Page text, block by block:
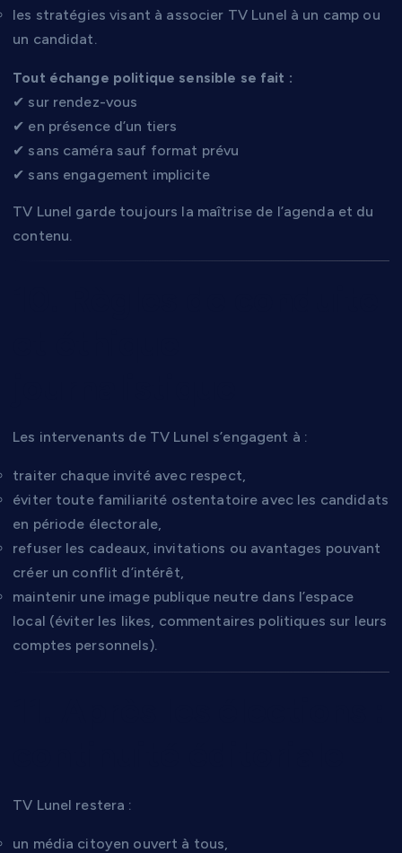
les stratégies visant à associer TV Lunel à un camp ou
un candidat.
Tout échange politique sensible se fait :
✔ sur rendez-vous
✔ en présence d’un tiers
✔ sans caméra sauf format prévu
✔ sans engagement implicite
TV Lunel garde toujours la maîtrise de l’agenda et du
contenu.
Les intervenants de TV Lunel s’engagent à :
traiter chaque invité avec respect,
éviter toute familiarité ostentatoire avec les candidats
en période électorale,
refuser les cadeaux, invitations ou avantages pouvant
créer un conflit d’intérêt,
maintenir une image publique neutre dans l’espace
local (éviter les likes, commentaires politiques sur leurs
comptes personnels).
TV Lunel restera :
un média citoyen ouvert à tous,